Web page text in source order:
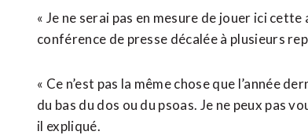
« Je ne serai pas en ‌mesure de jouer ici
conférence de presse décalée à plusieurs
« Ce n’est pas la même chose que l’année
du bas du dos ou du psoas. Je ne peux pas
il expliqué.